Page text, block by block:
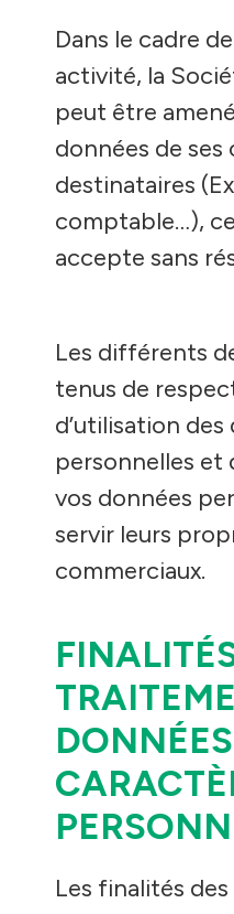
Dans le cadre
activité, la
peut être
données de
destinataires
comptable…),
accepte sans
Les différents
tenus de
d’utilisation des
personnelles et
vos données
servir leurs
commerciaux.
Les finalités